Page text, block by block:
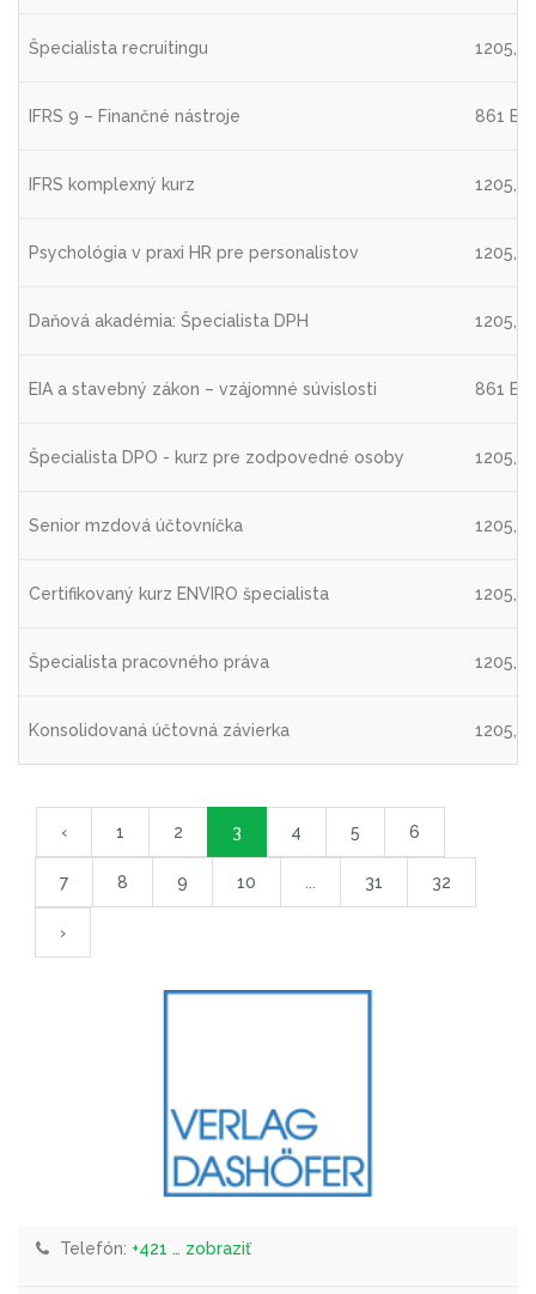
Špecialista recruitingu 1205,4
IFRS 9 – Finančné nástroje 861
IFRS komplexný kurz 1205,4
Psychológia v praxi HR pre personalistov 1205,4
Daňová akadémia: Špecialista DPH 1205,4
EIA a stavebný zákon – vzájomné súvislosti 861
Špecialista DPO - kurz pre zodpovedné osoby 1205,4
Senior mzdová účtovníčka 1205,4
Certifikovaný kurz ENVIRO špecialista 1205,4
Špecialista pracovného práva 1205,4
Konsolidovaná účtovná závierka 1205,4
‹ 1 2 3 4 5 6
7 8 9 10 31 32
›
Telefón: +421 … zobraziť